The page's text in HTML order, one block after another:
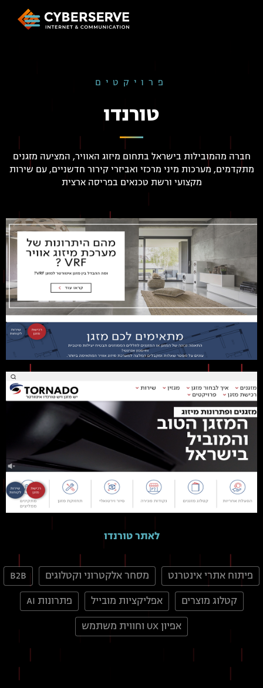
פרויקטים
טורנדו
חברה מהמובילות בישראל בתחום מיזוג האוויר, המציעה מזגנים
מתקדמים, מערכות מיני מרכזי ואביזרי קירור חדשניים, עם שירות
מקצועי ורשת טכנאים בפריסה ארצית
לאתר טורנדו
פיתוח אתרי אינטרנט מסחר אלקטרוני וקטלוגים B2B
קטלוג מוצרים אפליקציות מובייל פתרונות AI
אפיון UX וחווית משתמש